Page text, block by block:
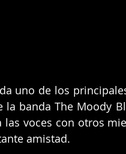
uno de los
banda The Moody
voces con otros
amistad.